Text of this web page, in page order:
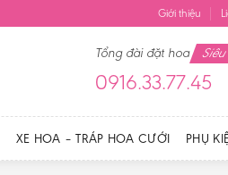
Giới thiệu
Tổng đài đặt hoa
0916.33.77.45
XE HOA – TRÁP HOA CƯỚI PHỤ